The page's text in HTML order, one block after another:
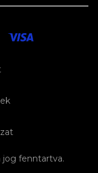
jog fenntartva.